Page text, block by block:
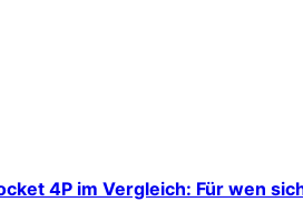
4P im Vergleich: Für wen